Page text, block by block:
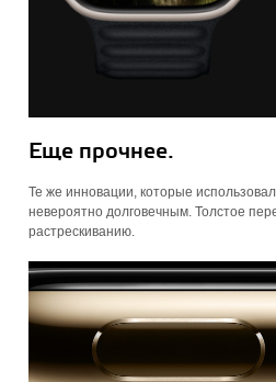
Еще прочнее.
Те же инновации, которые
невероятно долговечным. Толстое
растрескиванию.